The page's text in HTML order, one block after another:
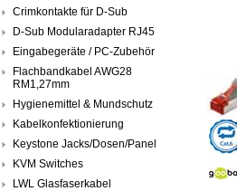
Crimkontakte für D-Sub
D-Sub Modularadapter RJ45
Eingabegeräte / PC-Zubehör
Flachbandkabel AWG28
RM1,27mm
Hygienemittel & Mundschutz
Kabelkonfektionierung
Keystone Jacks/Dosen/Panel
KVM Switches
LWL Glasfaserkabel